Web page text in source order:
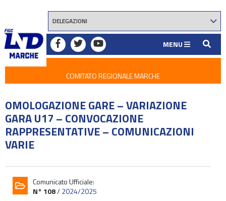
MENU
COMITATO REGIONALE MARCHE
OMOLOGAZIONE GARE – VARIAZIONE
GARA U17 – CONVOCAZIONE
RAPPRESENTATIVE – COMUNICAZIONI
VARIE
Comunicato Ufficiale:
N° 108/2024/2025